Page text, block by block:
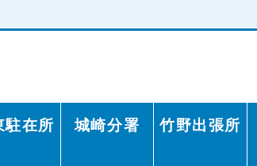
駐在所 城崎分署 竹野出張所